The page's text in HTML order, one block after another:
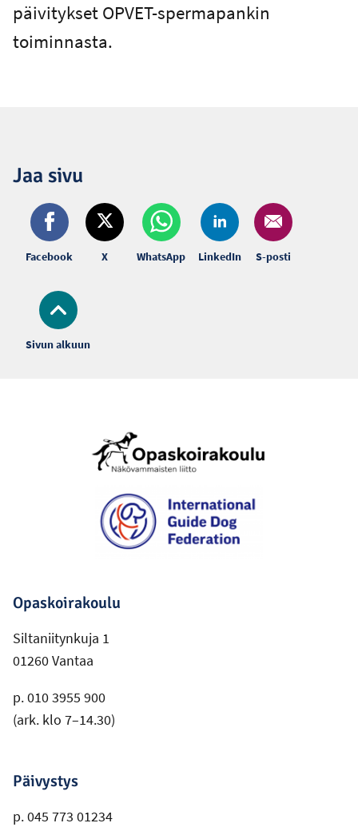
päivitykset OPVET-spermapankin
toiminnasta.
Sivun alkuun
Jaa sivu
Facebook X WhatsApp LinkedIn S-posti
Opaskoirakoulu
Siltaniitynkuja 1
01260 Vantaa
p. 010 3955 900
(ark. klo 7–14.30)
Päivystys
p. 045 773 01234